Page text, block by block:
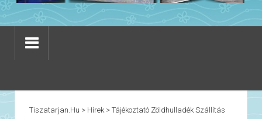
Tiszatarjan.hu > Hírek> Tájékoztató Zöldhulladék Szállítás